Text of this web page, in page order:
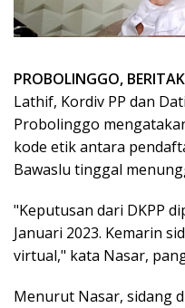
PROBOLINGGO,
Lathif, Kordiv PP dan
Probolinggo
kode etik antara
Bawaslu tinggal
"Keputusan dari DKPP
Januari 2023. Kemarin
virtual," kata Nasar,
Menurut Nasar, sidang